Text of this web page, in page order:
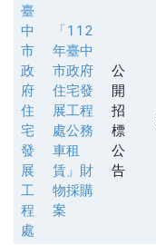
臺
中
市
政
府
住
宅
發
展
工
程
處
「112
年臺中
市政府
住宅發
展工程
處公務
車租
賃」財
物採購
案
公
開
招
標
公
告